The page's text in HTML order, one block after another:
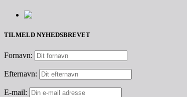
TILMELD NYHEDSBREVET
Fornavn:
Efternavn:
E-mail: